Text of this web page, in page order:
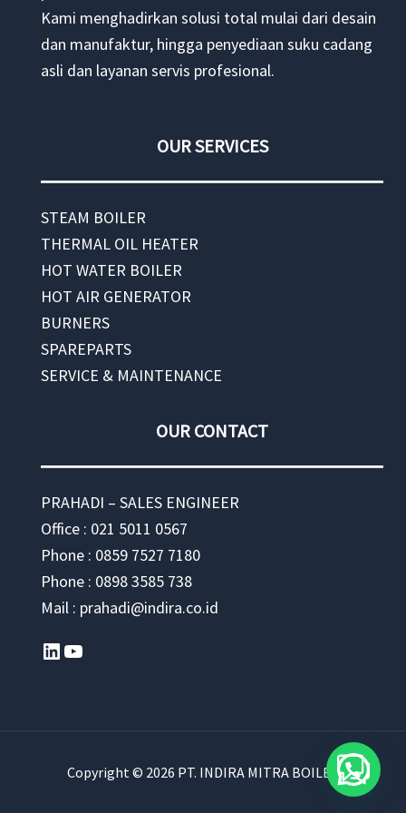
Kami menghadirkan solusi total mulai dari desain
dan manufaktur, hingga penyediaan suku cadang
asli dan layanan servis profesional.
OUR SERVICES
STEAM BOILER
THERMAL OIL HEATER
HOT WATER BOILER
HOT AIR GENERATOR
BURNERS
SPAREPARTS
SERVICE & MAINTENANCE
OUR CONTACT
PRAHADI – SALES ENGINEER
Office : 021 5011 0567
Phone : 0859 7527 7180
Phone : 0898 3585 738
Mail : prahadi@indira.co.id
LinkedIn YouTube
Copyright © 2026 PT. INDIRA MITRA BOILER